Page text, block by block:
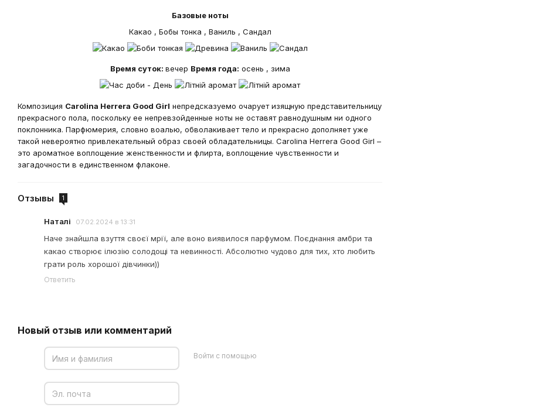
Базовые ноты
Какао , Бобы тонка , Ваниль , Сандал
Время суток: вечер Время года: осень , зима
Композиция Carolina Herrera Good Girl непредсказуемо очарует изящную представительницу
прекрасного пола, поскольку ее непревзойденные ноты не оставят равнодушным ни одного
поклонника. Парфюмерия, словно воалью, обволакивает тело и прекрасно дополняет уже
такой невероятно привлекательный образ своей обладательницы. Carolina Herrera Good Girl –
это ароматное воплощение женственности и флирта, воплощение чувственности и
загадочности в единственном флаконе.
Отзывы 1
Наталі 07.02.2024 в 13:31
Наче знайшла взуття своєї мрії, але воно виявилося парфумом. Поєднання амбри та
какао створює ілюзію солодощі та невинності. Абсолютно чудово для тих, хто любить
грати роль хорошої дівчинки))
Ответить
Новый отзыв или комментарий
Войти с помощью